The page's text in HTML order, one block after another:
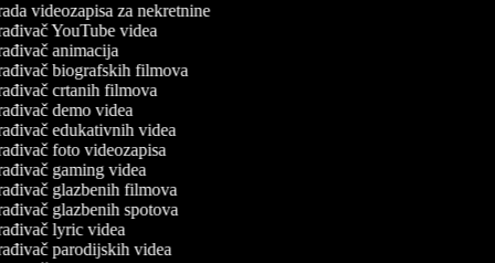
videozapisa za nekretnine
YouTube videa
animacija
biografskih filmova
crtanih filmova
demo videa
edukativnih videa
foto videozapisa
gaming videa
glazbenih filmova
glazbenih spotova
lyric videa
parodijskih videa